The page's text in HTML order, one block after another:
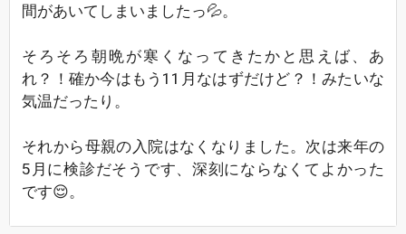
間があいてしまいましたっ💦。
そろそろ朝晩が寒くなってきたかと思えば、あ
れ？！確か今はもう11月なはずだけど？！みたいな
気温だったり。
それから母親の入院はなくなりました。次は来年の
5月に検診だそうです、深刻にならなくてよかった
です😌。